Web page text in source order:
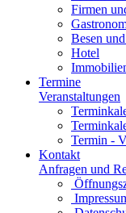
Firmen
Besen
Hotel
Termine
Veranstaltungen
Termin -
Kontakt
Anfragen und